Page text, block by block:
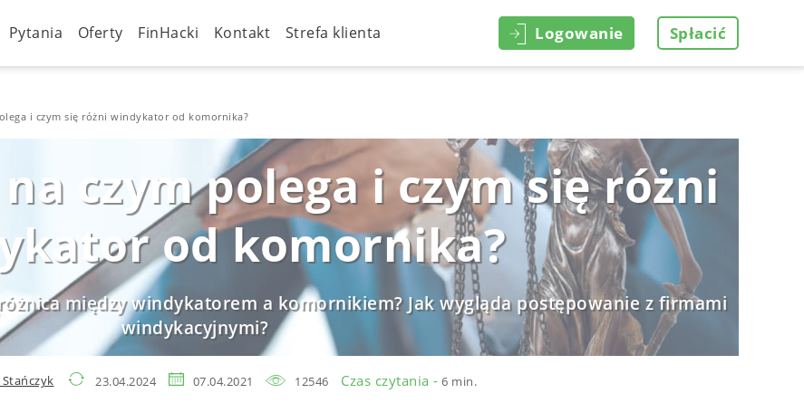
Spłacić
Logowanie
Pytania Oferty FinHacki Kontakt Strefa klienta
i czym się różni windykator od komornika?
czym polega i czym się różni
od komornika?
między windykatorem a komornikiem? Jak wygląda postępowanie z firmami
windykacyjnymi?
23.04.2024 07.04.2021 12546 Czas czytania - 6 min.